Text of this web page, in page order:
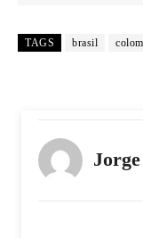
TAGS brasil